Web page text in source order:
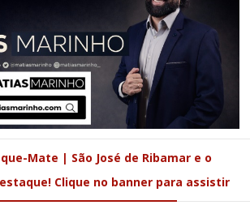
Mate | São José de Ribamar e o
Clique no banner para assistir